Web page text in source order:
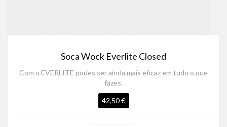
Soca Wock Everlite Closed
Com o EVERLITE podes ser ainda mais eficaz em tudo o que
fazes.
42,50 €